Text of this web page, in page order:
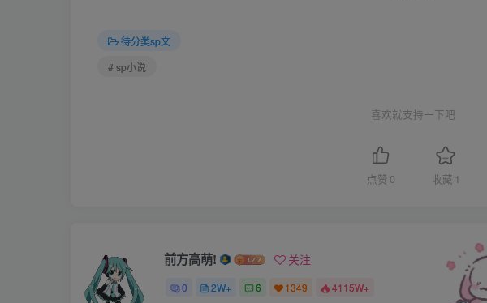
以轰轰烈烈的谈一次恋爱了。当然有个前提，就是别太花钱，因为
走进自己的宿舍才发现所有的好地方都被人占了，我是最后一个
了，因为他们认为是最不好的地方，而是恰恰最好的地方，靠窗的
先说一下我宿舍的环境，宿舍里有把个柜子和八张床，一个写字
帮鸟人，我上铺的是个留着小分头的白面书生，一看那样子就是南
待分类sp文
# sp小说
喜欢就支持一下吧
点赞 0 收藏 1
前方高萌! 关注
0 2W+ 6 1349 4115W+